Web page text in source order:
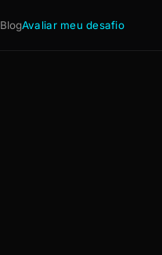
BlogAvaliar meu desafio